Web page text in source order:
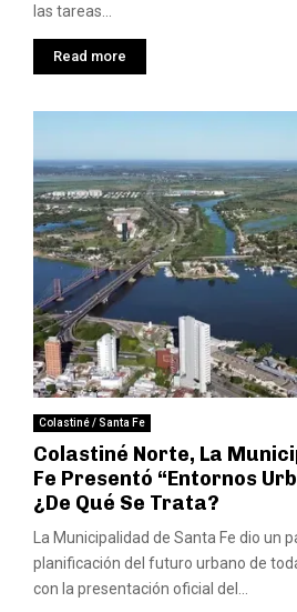
las tareas...
Read more
Colastiné / Santa Fe
Colastiné Norte, La
Fe Presentó “Entornos
¿De Qué Se Trata?
La Municipalidad de Santa Fe dio un
planificación del futuro urbano de
con la presentación oficial del...